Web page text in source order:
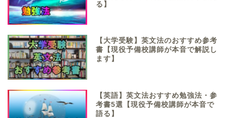
る】
【大学受験】英文法のおすすめ参考
書【現役予備校講師が本音で解説し
ます】
【英語】英文法おすすめ勉強法・参
考書5選【現役予備校講師が本音で
語る】